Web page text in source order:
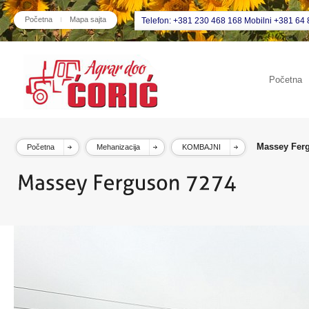
Početna Mapa sajta Telefon: +381 230 468 168 Mobilni +381 64
Početna
Početna Mehanizacija KOMBAJNI Massey